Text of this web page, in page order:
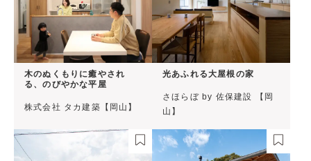
木のぬくもりに癒やされ
る、のびやかな平屋
株式会社 タカ建築【岡山】
光あふれる大屋根の家
さほらぼ by 佐保建設 【岡
山】